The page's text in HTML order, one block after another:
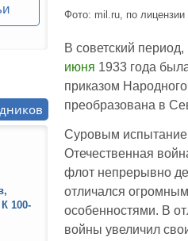
Фото: mil.ru, по лицензии
В советский
июня 1933 года
приказом
преобразована в
Суровым
Отечественная
флот непрерывно
отличался
особенностями. В
войны увеличил
100-